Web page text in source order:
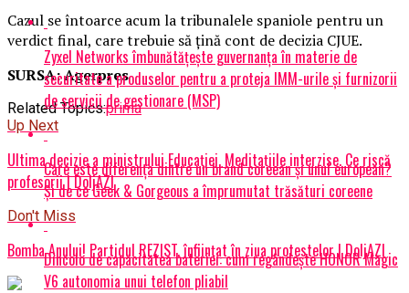
Cazul se întoarce acum la tribunalele spaniole pentru un
verdict final, care trebuie să ţină cont de decizia CJUE.
SURSA: Agerpres
Related Topics:prima
Up Next
Ultima decizie a ministrului Educației. Meditațiile interzise. Ce riscă
profesorii | DoljAZI
Don't Miss
Bomba Anului! Partidul REZIST, înființat în ziua protestelor | DoljAZI
Zyxel Networks îmbunătățește guvernanța în materie de
securitate a produselor pentru a proteja IMM-urile și furnizorii
de servicii de gestionare (MSP)
Care este diferența dintre un brand coreean și unul european?
Și de ce Geek & Gorgeous a împrumutat trăsături coreene
Dincolo de capacitatea bateriei: cum regândește HONOR Magic
V6 autonomia unui telefon pliabil